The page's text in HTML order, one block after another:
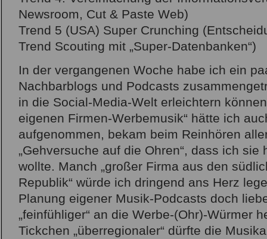
Newsroom, Cut & Paste Web)
Trend 5 (USA) Super Crunching
Trend Scouting mit „Super-Datenbanken“)
In der vergangenen Woche habe ich ein
Nachbarblogs und Podcasts
in die Social-Media-Welt erleichtern
eigenen Firmen-Werbemusik“ hätte ich
aufgenommen, bekam beim Reinhören
„Gehversuche auf die Ohren“, dass ich
wollte. Manch „großer Firma aus den
Republik“ würde ich dringend ans Herz
Planung eigener Musik-Podcasts doch
„feinfühliger“ an die Werbe-(Ohr)-Würmer
Tickchen „überregionaler“ dürfte die